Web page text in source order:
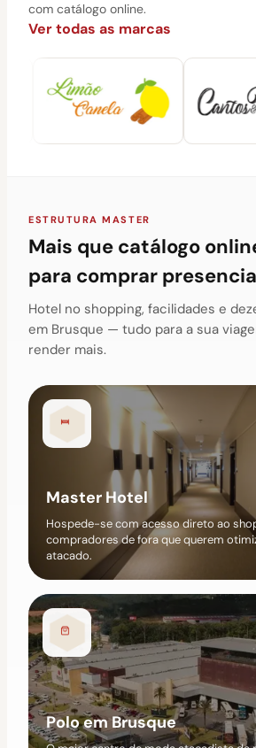
com catálogo online.
Ver todas as marcas
ESTRUTURA MASTER
Mais que catálogo
para comprar
Hotel no shopping, facilidades e
em Brusque — tudo para a sua
render mais.
Master Hotel
Hospede-se com acesso direto ao
compradores de fora que querem
atacado.
Polo em Brusque